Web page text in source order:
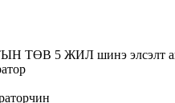
5 ЖИЛ шинэ элсэлт